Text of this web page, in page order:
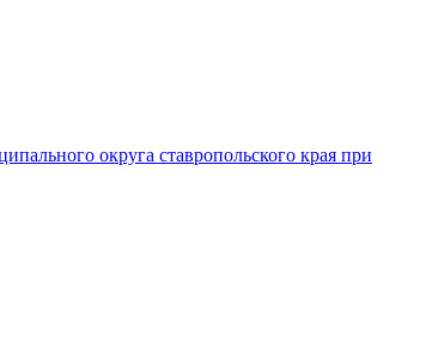
округа ставропольского края при